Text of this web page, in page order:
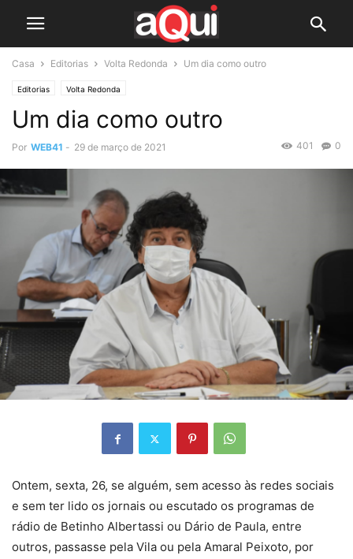
Casa Editorias Volta Redonda Um dia como outro
Editorias Volta Redonda
Um dia como outro
Por WEB41 - 29 de março de 2021 0
401
Ontem, sexta, 26, se alguém, sem acesso às redes sociais
e sem ter lido os jornais ou escutado os programas de
rádio de Betinho Albertassi ou Dário de Paula, entre
outros, passasse pela Vila ou pela Amaral Peixoto, por